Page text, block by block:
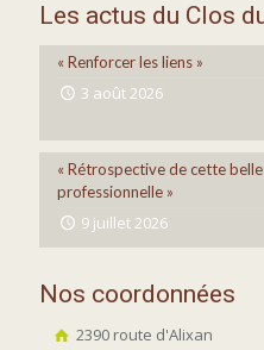
Les actus du Clos
« Renforcer les liens »
3 août 2026
« Rétrospective de cette
professionnelle »
9 juillet 2026
Nos coordonnées
2390 route d'Alixan